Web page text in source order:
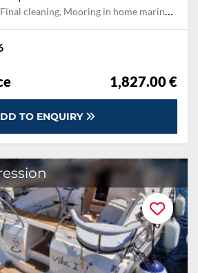
during the whole charter, Permit / Transitlog, Pillow, blanket, sheets, duvet cover, WiFi internet on board
1,827.00 €
TO ENQUIRY